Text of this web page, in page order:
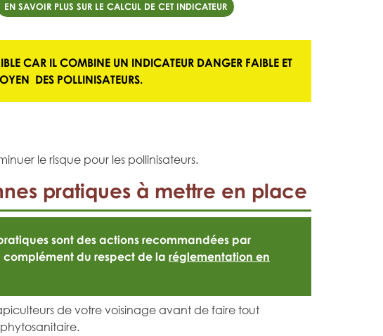
EN SAVOIR PLUS SUR LE CALCUL DE CET INDICATEUR
CAR IL COMBINE UN INDICATEUR DANGER FAIBLE ET
DES POLLINISATEURS.
le risque pour les pollinisateurs.
pratiques à mettre en place
sont des actions recommandées par
complément du respect de la réglementation en
de votre voisinage avant de faire tout